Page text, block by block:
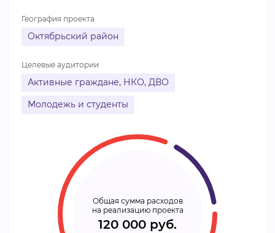
География проекта
Октябрьский район
Целевые аудитории
Активные граждане, НКО, ДВО
Молодежь и студенты
Общая сумма расходов
на реализацию проекта
120 000 руб.